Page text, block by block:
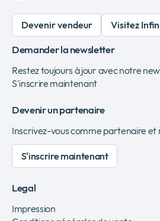
a
g
Devenir vendeur Visitez
Demander la newsletter
Restez toujours à jour avec notre
S'inscrire maintenant
Devenir un partenaire
Inscrivez-vous comme partenaire et
S'inscrire maintenant
Legal
Impression